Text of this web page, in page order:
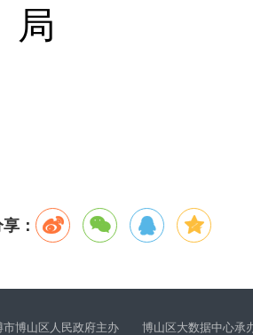
局
：
市博山区人民政府主办 博山区大数据中心承